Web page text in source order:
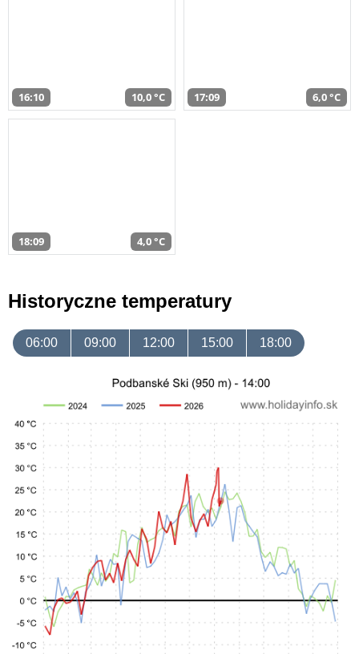
16:10 10,0 °C 17:09 6,0 °C
18:09 4,0 °C
Historyczne temperatury
06:00 09:00 12:00 15:00 18:00